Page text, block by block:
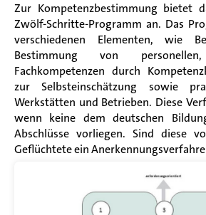
Zur Kompetenzbestimmung bietet
Zwölf-Schritte-Programm an. Das
verschiedenen Elementen, wie
Bestimmung von
Fachkompetenzen durch
zur Selbsteinschätzung sowie
Werkstätten und Betrieben. Diese
wenn keine dem deutschen
Abschlüsse vorliegen. Sind diese
Geflüchtete ein